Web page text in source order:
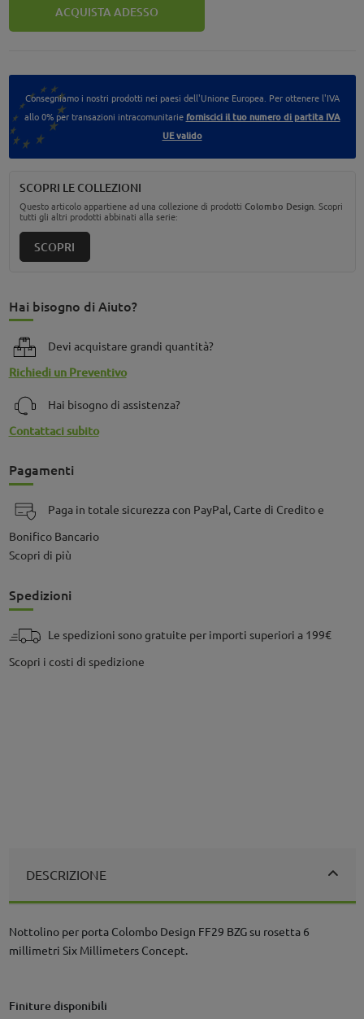
ACQUISTA ADESSO
Consegniamo i nostri prodotti nei paesi dell'Unione Europea. Per ottenere l'IVA
allo 0% per transazioni intracomunitarie forniscici il tuo numero di partita IVA
UE valido
SCOPRI LE COLLEZIONI
Questo articolo appartiene ad una collezione di prodotti Colombo Design. Scopri
tutti gli altri prodotti abbinati alla serie:
SCOPRI
Hai bisogno di Aiuto?
Devi acquistare grandi quantità?
Richiedi un Preventivo
Hai bisogno di assistenza?
Contattaci subito
Pagamenti
Paga in totale sicurezza con PayPal, Carte di Credito e
Bonifico Bancario
Scopri di più
Spedizioni
Le spedizioni sono gratuite per importi superiori a 199€
Scopri i costi di spedizione
DESCRIZIONE
Nottolino per porta Colombo Design FF29 BZG su rosetta 6
millimetri Six Millimeters Concept.
Finiture disponibili